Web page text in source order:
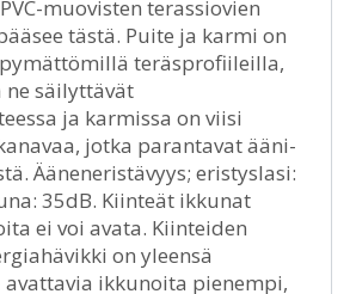
muovisten terassiovien
tästä. Puite ja karmi on
teräsprofiileilla,
ne säilyttävät
ja karmissa on viisi
jotka parantavat ääni-
Ääneneristävyys; eristyslasi:
35dB. Kiinteät ikkunat
ei voi avata. Kiinteiden
on yleensä
ikkunoita pienempi,